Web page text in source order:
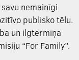
nemainīgi
publisko tēlu.
un ilgtermiņa
“For Family”.